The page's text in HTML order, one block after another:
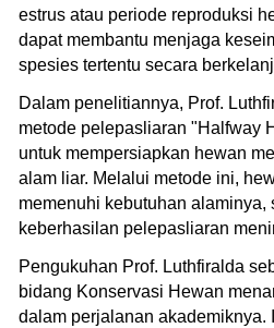
estrus atau periode reproduksi
dapat membantu menjaga
spesies tertentu secara
Dalam penelitiannya, Prof.
metode pelepasliaran "Halfway
untuk mempersiapkan hewan
alam liar. Melalui metode ini,
memenuhi kebutuhan alaminya,
keberhasilan pelepasliaran
Pengukuhan Prof. Luthfiralda
bidang Konservasi Hewan
dalam perjalanan akademiknya.